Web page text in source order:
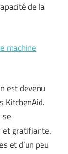
de la
machine
est devenu
KitchenAid.
se
et gratifiante.
et d’un peu